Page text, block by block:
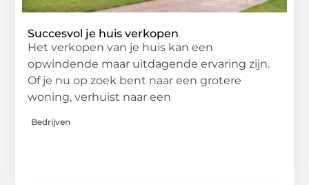
Succesvol je huis verkopen
Het verkopen van je huis kan een
opwindende maar uitdagende ervaring zijn.
Of je nu op zoek bent naar een grotere
woning, verhuist naar een
Bedrijven